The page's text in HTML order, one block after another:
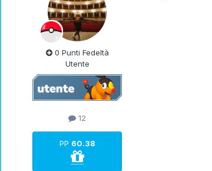
0 Punti Fedeltà
Utente
12
PP 60.38